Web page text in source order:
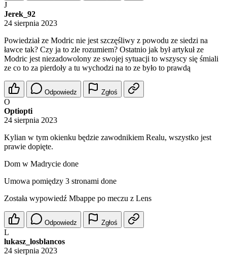
J
Jerek_92
24 sierpnia 2023
Powiedział ze Modric nie jest szczęśliwy z powodu ze siedzi na
ławce tak? Czy ja to zle rozumiem? Ostatnio jak był artykuł ze
Modric jest niezadowolony ze swojej sytuacji to wszyscy się śmiali
ze co to za pierdoły a tu wychodzi na to ze było to prawdą
Odpowiedz Zgłoś
O
Optiopti
24 sierpnia 2023
Kylian w tym okienku będzie zawodnikiem Realu, wszystko jest
prawie dopięte.
Dom w Madrycie done
Umowa pomiędzy 3 stronami done
Została wypowiedź Mbappe po meczu z Lens
Odpowiedz Zgłoś
L
lukasz_losblancos
24 sierpnia 2023